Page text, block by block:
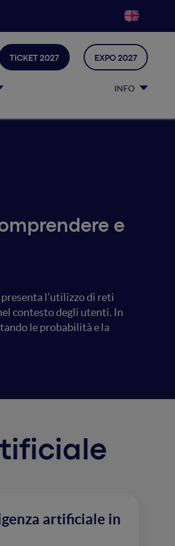
INFO
TICKET 2027 EXPO 2027
e
l’utilizzo di reti
contesto degli utenti. In
le probabilità e la
artificiale in